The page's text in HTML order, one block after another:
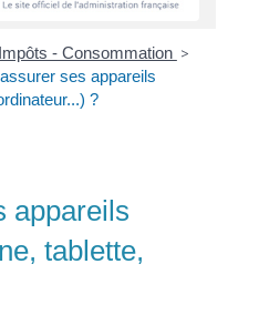
- Consommation >
ses appareils
?
appareils
tablette,